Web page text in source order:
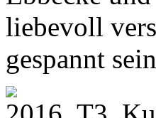
liebevoll
gespannt